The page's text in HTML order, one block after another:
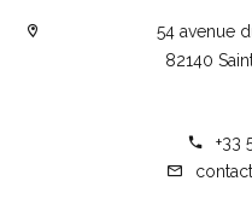
54 avenue
82140
+33